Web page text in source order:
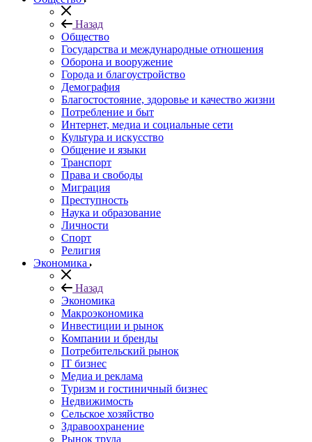
Назад
Общество
Государства и международные отношения
Оборона и вооружение
Города и благоустройство
Демография
Благостостояние, здоровье и качество жизни
Потребление и быт
Интернет, медиа и социальные сети
Культура и искусство
Общение и языки
Транспорт
Права и свободы
Миграция
Преступность
Наука и образование
Личности
Спорт
Религия
Экономика
Назад
Экономика
Макроэкономика
Инвестиции и рынок
Компании и бренды
Потребительский рынок
IT бизнес
Медиа и реклама
Туризм и гостиничный бизнес
Недвижимость
Сельское хозяйство
Здравоохранение
Рынок труда